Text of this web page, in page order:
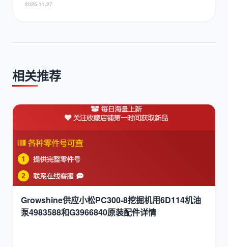
2025.11.27
相关推荐
Growshine供应小松PC300-8挖掘机用6D114机油
泵4983588和G3966840原装配件详情